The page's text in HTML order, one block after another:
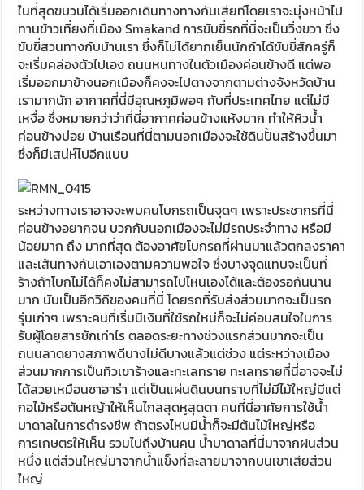
ในที่สุดขบวนได้เริ่มออกเดินทางทางกันเสียทีโดยเราจะมุ่งหน้าไป
ทานข้าวเที่ยงที่เมือง Smakand การขับขี่รถที่นี่จะเป็นวิ่งขวา ซึ่ง
ขับขี่สวนทางกับบ้านเรา ซึ่งก็ไม่ได้ยากเย็นนักถ้าได้ขับขี่สักครู่ก็
จะเริ่มคล่องตัวไปเอง ถนนหนทางในตัวเมืองค่อนข้างดี แต่พอ
เริ่มออกมาข้างนอกเมืองก็คงจะไปตางจากตามต่างจังหวัดบ้าน
เรามากนัก อากาศที่นี่มีอุณหภูมิพอๆ กับที่ประเทศไทย แต่ไม่มี
เหงื่อ ซึ่งหมายกว่าว่าที่นี่อากาศค่อนข้างแห้งมาก ทำให้หิวน้ำ
ค่อนข้างบ่อย บ้านเรือนที่นี่ตามนอกเมืองจะใช้ดินปั้นสร้างขึ้นมา
ซึ่งก็มีเสน่ห์ไปอีกแบบ
ระหว่างทางเราอาจจะพบคนโบกรถเป็นจุดๆ เพราะประชากรที่นี่
ค่อนข้างอยากจน บวกกับนอกเมืองจะไม่มีรถประจำทาง หรือมี
น้อยมาก ถึง มากที่สุด ต้องอาศัยโบกรถที่ผ่านมาแล้วตกลงราคา
และเส้นทางกันเอาเองตามความพอใจ ซึ่งบางจุดแทบจะเป็นที่
ร้างถ้าโบกไม่ได้ก็คงไม่สามารถไปไหนเองได้และต้องรอกันนาน
มาก นับเป็นอีกวิถีของคนที่นี่ โดยรถที่รับส่งส่วนมากจะเป็นรถ
รุ่นเก่าๆ เพราะคนที่เริ่มมีเงินที่ใช้รถใหม่ก็จะไม่ค่อนสนใจในการ
รับผู้โดยสารซักเท่าไร ตลอดระยะทางช่วงแรกส่วนมากจะเป็น
ถนนลาดยางสภาพดีบางไม่ดีบางแล้วแต่ช่วง แต่ระหว่างเมือง
ส่วนมากการเป็นทิวเขาร้างและทะเลทราย ทะเลทรายที่นี่อาจจะไม่
ได้สวยเหมือนซาฮาร่า แต่เป็นแผ่นดินบนทราบที่ไม่มีไม้ใหญ่มีแต่
กอไม้หรือต้นหญ้าให้เห็นไกลสุดหูสุดตา คนที่นี่อาศัยการใช้น้ำ
บาดาลในการดำรงชีพ ถ้าตรงไหนมีน้ำก็จะมีต้นไม้ใหญ่หรือ
การเกษตรให้เห็น รวมไปถึงบ้านคน น้ำบาดาลที่นี่มาจากฝนส่วน
หนึ่ง แต่ส่วนใหญ่มาจากน้ำแข็งที่ละลายมาจากบนเขาเสียส่วน
ใหญ่